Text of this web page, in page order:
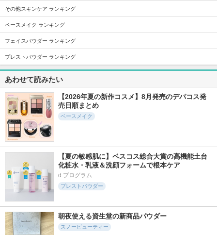
アテニア
5.6
4782件
セラム
ベネフィーク
ニング）
アクアレーベル
アテニア
5.3
18428件
タカミスキンピール
5.6
1255件
ミノン アミノモイ
その他スキンケア ランキング
ベースメイク ランキング
フェイスパウダー ランキング
プレストパウダー ランキング
あわせて読みたい
【2026年夏の新作コスメ】8月発売のデパコス発
売日順まとめ
ベースメイク
【夏の敏感肌に】ベスコス総合大賞の高機能土台
化粧水・乳液＆洗顔フォームで根本ケア
d プログラム
プレストパウダー
朝夜使える資生堂の新商品パウダー
スノービューティー